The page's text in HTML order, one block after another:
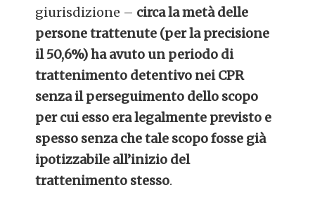
giurisdizione – circa la metà delle
persone trattenute (per la precisione
il 50,6%) ha avuto un periodo di
trattenimento detentivo nei CPR
senza il perseguimento dello scopo
per cui esso era legalmente previsto e
spesso senza che tale scopo fosse già
ipotizzabile all’inizio del
trattenimento stesso.